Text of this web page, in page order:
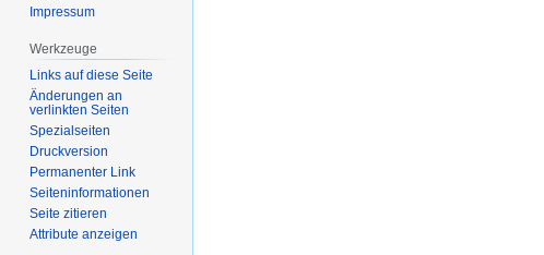
Impressum
Werkzeuge
Links auf diese Seite
Änderungen an
verlinkten Seiten
Spezialseiten
Druckversion
Permanenter Link
Seiten­­informationen
Seite zitieren
Attribute anzeigen